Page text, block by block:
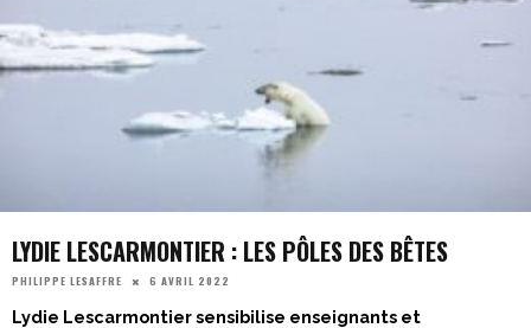
LYDIE LESCARMONTIER : LES PÔLES DES BÊTES
PHILIPPE LESAFFRE 6 AVRIL 2022
Lydie Lescarmontier sensibilise enseignants et